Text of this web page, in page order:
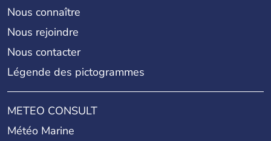
Nous connaître
Nous rejoindre
Nous contacter
Légende des pictogrammes
METEO CONSULT
Météo Marine